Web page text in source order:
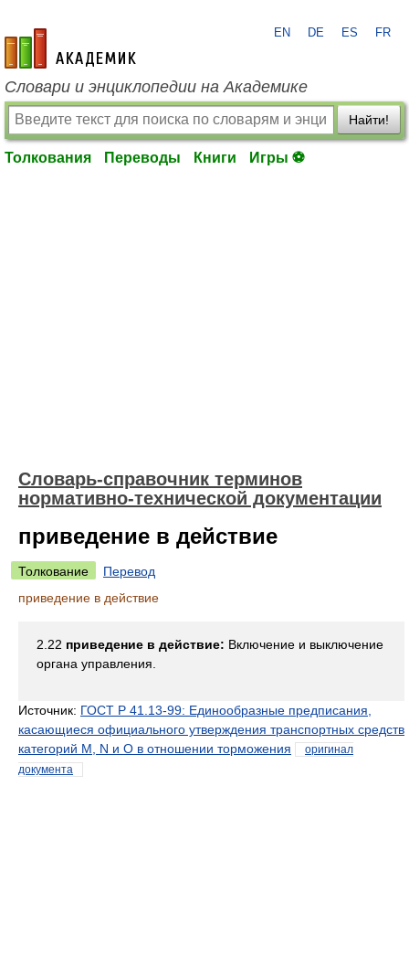
academic.ru
EN DE ES FR
Словари и энциклопедии на Академике
Найти!
Толкования Переводы Книги Игры ⚽
Словарь-справочник терминов
нормативно-технической документации
приведение в действие
Толкование
Перевод
приведение в действие
2.22 приведение в действие: Включение и выключение
органа управления.
Источник: ГОСТ Р 41.13-99: Единообразные предписания,
касающиеся официального утверждения транспортных средств
категорий M, N и O в отношении торможения
оригинал
документа